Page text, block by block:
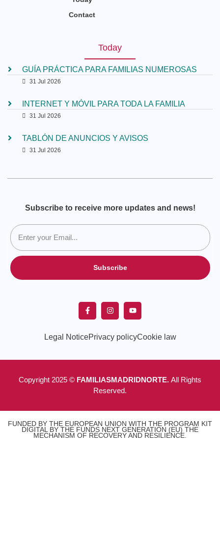
Contact
Today
GUÍA PRÁCTICA PARA FAMILIAS NUMEROSAS
31 Jul 2026
INTERNET Y MÓVIL PARA TODA LA FAMILIA
31 Jul 2026
TABLÓN DE ANUNCIOS Y AVISOS
31 Jul 2026
Subscribe to receive more updates and news!
Subscribe
Legal NoticePrivacy policyCookie law
Copyright 2025 © FAMILIASMADRIDNORTE. All Rights
Reserved.
FUNDED BY THE EUROPEAN UNION WITH THE PROGRAM KIT
DIGITAL BY THE FUNDS NEXT GENERATION (EU) THE
MECHANISM OF RECOVERY AND RESILIENCE.